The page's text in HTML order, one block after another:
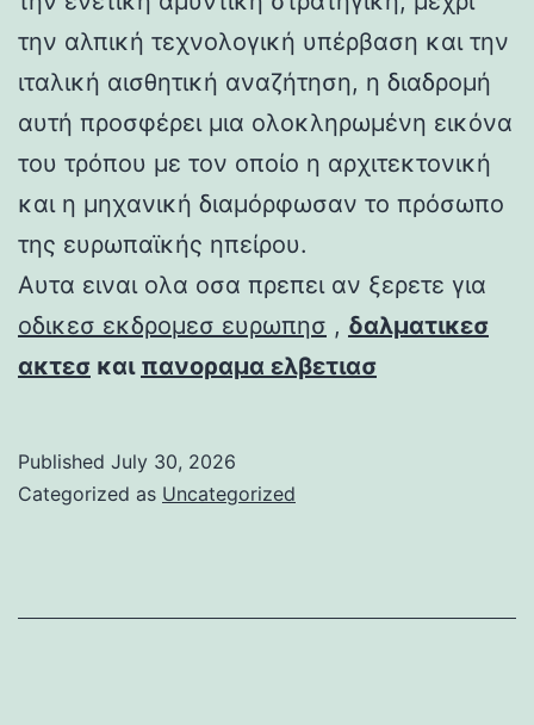
την αλπική τεχνολογική υπέρβαση και την
ιταλική αισθητική αναζήτηση, η διαδρομή
αυτή προσφέρει μια ολοκληρωμένη εικόνα
του τρόπου με τον οποίο η αρχιτεκτονική
και η μηχανική διαμόρφωσαν το πρόσωπο
της ευρωπαϊκής ηπείρου.
Αυτα ειναι ολα οσα πρεπει αν ξερετε για
οδικεσ εκδρομεσ ευρωπησ , δαλματικεσ
ακτεσ και πανοραμα ελβετιασ
Published July 30, 2026
Categorized as Uncategorized